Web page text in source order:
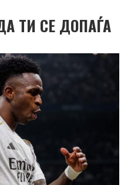
ТИ СЕ ДОПАЃА